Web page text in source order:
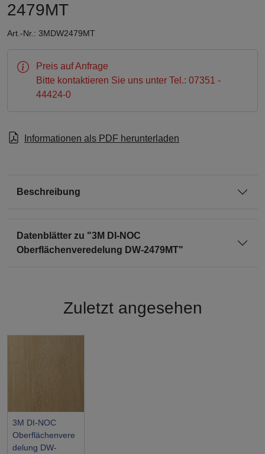
2479MT
Art.-Nr.: 3MDW2479MT
Preis auf Anfrage
Bitte kontaktieren Sie uns unter Tel.: 07351 -
44424-0
Informationen als PDF herunterladen
Beschreibung
Datenblätter zu "3M DI-NOC
Oberflächenveredelung DW-2479MT"
Zuletzt angesehen
3M DI-NOC
Oberflächenvere
delung DW-